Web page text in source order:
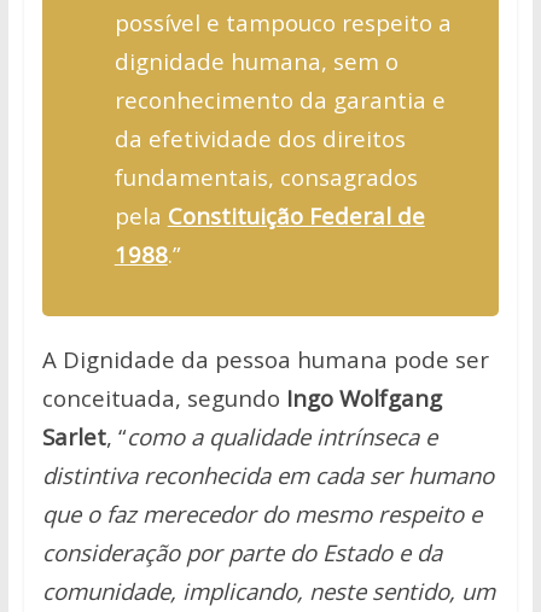
possível e tampouco respeito a
dignidade humana, sem o
reconhecimento da garantia e
da efetividade dos direitos
fundamentais, consagrados
pela Constituição Federal de
1988.”
A Dignidade da pessoa humana pode ser
conceituada, segundo Ingo Wolfgang
Sarlet, “como a qualidade intrínseca e
distintiva reconhecida em cada ser humano
que o faz merecedor do mesmo respeito e
consideração por parte do Estado e da
comunidade, implicando, neste sentido, um